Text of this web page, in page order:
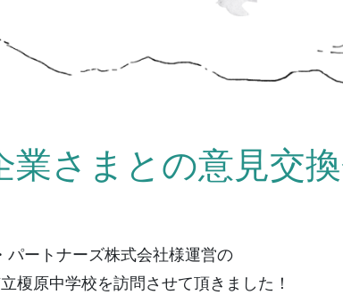
業さまとの意見交
パートナーズ株式会社様運営の
榎原中学校を訪問させて頂きました！